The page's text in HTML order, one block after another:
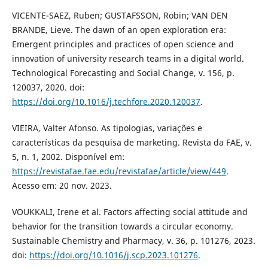
VICENTE-SAEZ, Ruben; GUSTAFSSON, Robin; VAN DEN
BRANDE, Lieve. The dawn of an open exploration era:
Emergent principles and practices of open science and
innovation of university research teams in a digital world.
Technological Forecasting and Social Change, v. 156, p.
120037, 2020. doi:
https://doi.org/10.1016/j.techfore.2020.120037.
VIEIRA, Valter Afonso. As tipologias, variações e
características da pesquisa de marketing. Revista da FAE, v.
5, n. 1, 2002. Disponível em:
https://revistafae.fae.edu/revistafae/article/view/449.
Acesso em: 20 nov. 2023.
VOUKKALI, Irene et al. Factors affecting social attitude and
behavior for the transition towards a circular economy.
Sustainable Chemistry and Pharmacy, v. 36, p. 101276, 2023.
doi: https://doi.org/10.1016/j.scp.2023.101276.